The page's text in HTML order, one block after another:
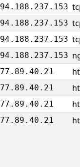
94.188.237.153
94.188.237.153
94.188.237.153
94.188.237.153
77.89.40.21
77.89.40.21
77.89.40.21
77.89.40.21